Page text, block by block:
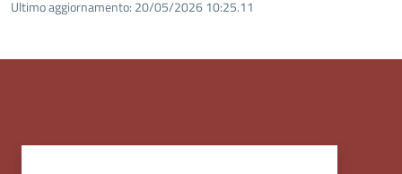
Ultimo aggiornamento: 20/05/2026 10:25.11